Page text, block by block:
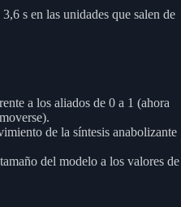
s en las unidades que salen de
a los aliados de 0 a 1 (ahora
de la síntesis anabolizante
del modelo a los valores de